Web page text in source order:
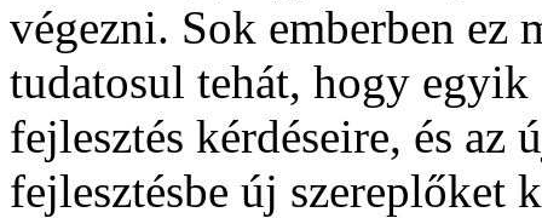
végezni. Sok emberben ez
tudatosul tehát, hogy egyik
fejlesztés kérdéseire, és az
fejlesztésbe új szereplőket